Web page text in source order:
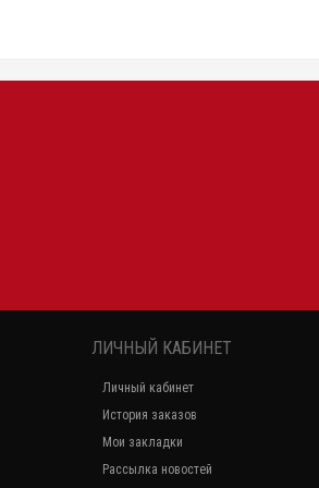
ЛИЧНЫЙ КАБИНЕТ
Личный кабинет
История заказов
Мои закладки
Рассылка новостей